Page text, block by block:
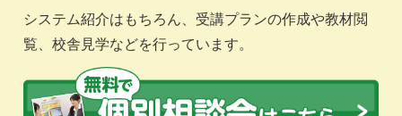
システム紹介はもちろん、受講プランの作成や教材閲
覧、校舎見学などを行っています。